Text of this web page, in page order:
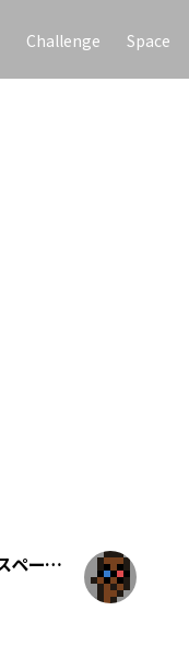
Challenge Space
4D-HyperSpace (４Dーハイパースペース）